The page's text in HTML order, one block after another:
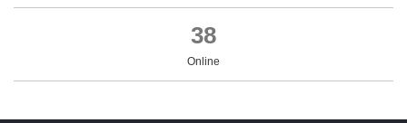
38
Online